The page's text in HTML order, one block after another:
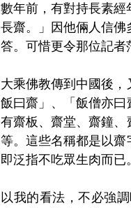
數年前，有對持長素
長齋。」因他倆人信
答。可惜更令那位記者
大乘佛教傳到中國後
飯曰齋」、「飯僧亦
有齋板、齋堂、齋鐘
等。這些名稱都是以
即泛指不吃眾生肉而已。
以我的看法，不必強